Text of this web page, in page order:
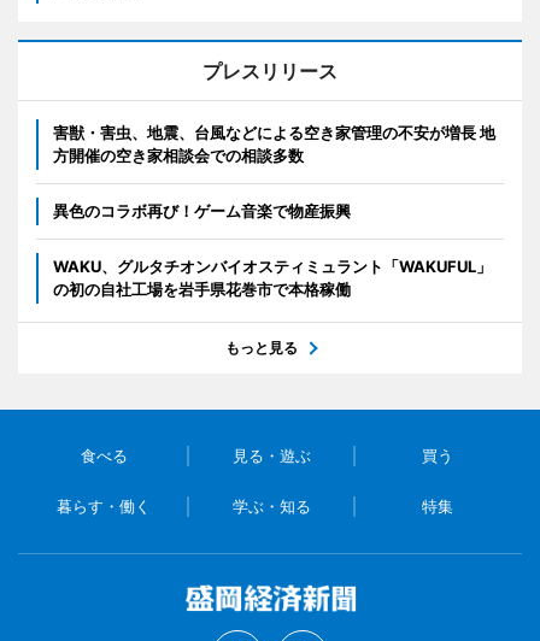
プレスリリース
害獣・害虫、地震、台風などによる空き家管理の不安が増長 地
方開催の空き家相談会での相談多数
異色のコラボ再び！ゲーム音楽で物産振興
WAKU、グルタチオンバイオスティミュラント「WAKUFUL」
の初の自社工場を岩手県花巻市で本格稼働
もっと見る
食べる 見る・遊ぶ 買う
暮らす・働く 学ぶ・知る 特集